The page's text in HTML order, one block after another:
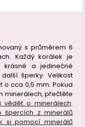
s průměrem 6
Každý korálek je
a jedinečné
šperky. Velikost
o cca 0,5 mm. Pokud
minerálech, přečtěte
vědět o minerálech.
špercích z minerálů
si pomocí minerálů